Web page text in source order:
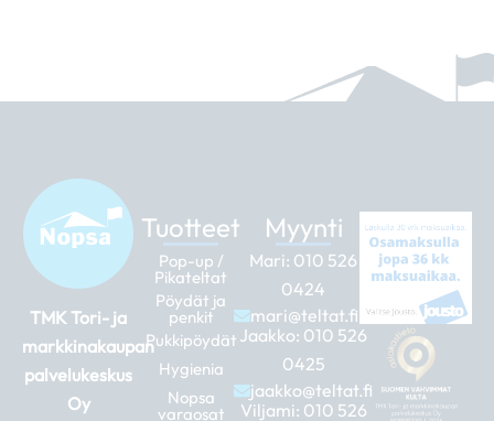
TMK Tori- ja
markkinakaupan
palvelukeskus
Oy
Tuotteet
Pop-up /
Pikateltat
Pöydät ja
penkit
Pukkipöydät
Hygienia
Nopsa
varaosat
Myynti
Mari: 010 526
0424
mari@teltat.fi
Jaakko: 010 526
0425
jaakko@teltat.fi
Viljami: 010 526